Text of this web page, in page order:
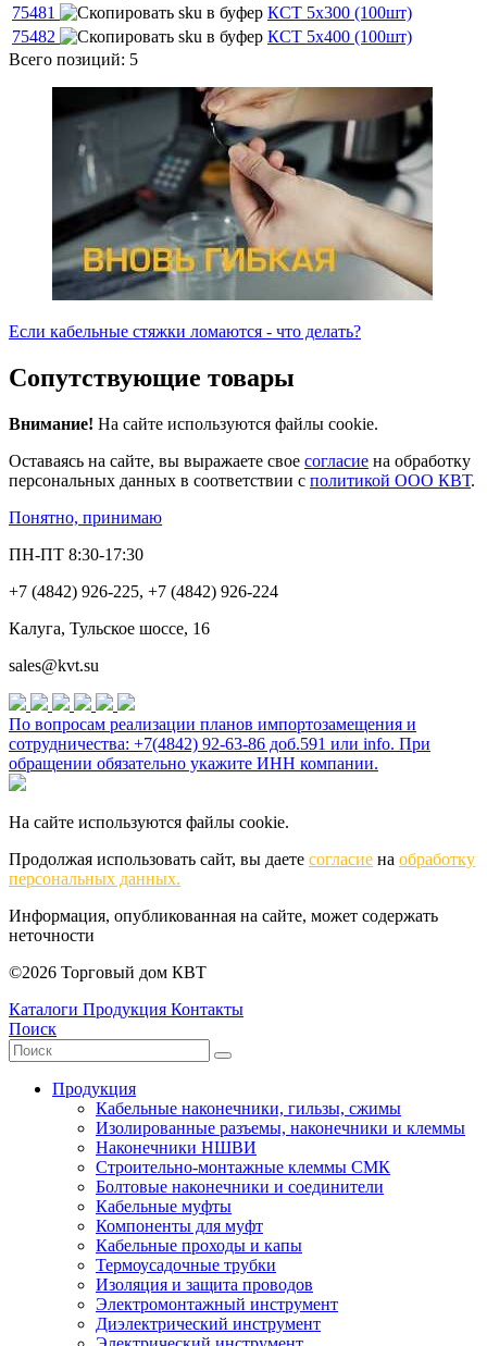
75481
КСТ 5x300 (100шт)
75482
КСТ 5x400 (100шт)
Всего позиций: 5
Если кабельные стяжки ломаются - что делать?
Сопутствующие товары
Внимание! На сайте используются файлы cookie.
Оставаясь на сайте, вы выражаете свое согласие на обработку
персональных данных в соответствии с политикой ООО КВТ.
Понятно, принимаю
ПН-ПТ 8:30-17:30
+7 (4842) 926-225, +7 (4842) 926-224
Калуга, Тульское шоссе, 16
sales@kvt.su
По вопросам реализации планов импортозамещения и
сотрудничества: +7(4842) 92-63-86 доб.591 или info. При
обращении обязательно укажите ИНН компании.
На сайте используются файлы cookie.
Продолжая использовать сайт, вы даете согласие на обработку
персональных данных.
Информация, опубликованная на сайте, может содержать
неточности
©2026 Торговый дом КВТ
Каталоги Продукция Контакты
Поиск
Продукция
Кабельные наконечники, гильзы, сжимы
Изолированные разъемы, наконечники и клеммы
Наконечники НШВИ
Строительно-монтажные клеммы СМК
Болтовые наконечники и соединители
Кабельные муфты
Компоненты для муфт
Кабельные проходы и капы
Термоусадочные трубки
Изоляция и защита проводов
Электромонтажный инструмент
Диэлектрический инструмент